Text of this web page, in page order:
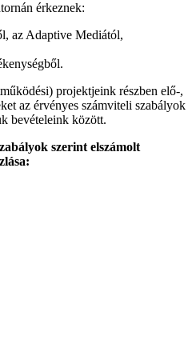
érkeznek:
az Adaptive Mediától,
projektjeink részben elő-,
az érvényes számviteli szabályok
bevételeink között.
szerint elszámolt